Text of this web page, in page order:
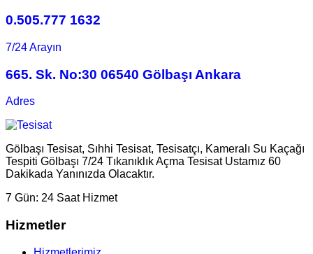
0.505.777 1632
7/24 Arayın
665. Sk. No:30 06540 Gölbaşı Ankara
Adres
Gölbaşı Tesisat, Sıhhi Tesisat, Tesisatçı, Kameralı Su Kaçağı
Tespiti Gölbaşı 7/24 Tıkanıklık Açma Tesisat Ustamız 60
Dakikada Yanınızda Olacaktır.
7 Gün: 24 Saat Hizmet
Hizmetler